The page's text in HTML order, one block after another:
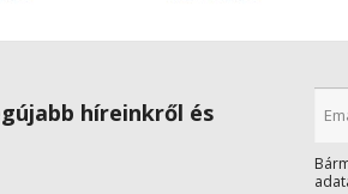
híreinkről és